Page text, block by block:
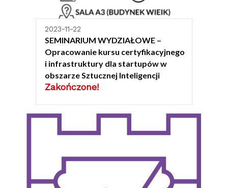
2023-11-22
SEMINARIUM WYDZIAŁOWE –
Opracowanie kursu certyfikacyjnego
i infrastruktury dla startupów w
obszarze Sztucznej Inteligencji
Zakończone!